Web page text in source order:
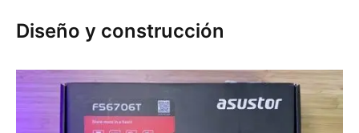
Diseño y construcción